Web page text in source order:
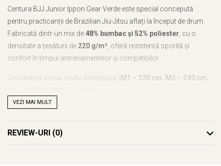
Centura BJJ Junior Ippon Gear Verde este special concepută
pentru practicanții de Brazilian Jiu-Jitsu aflați la început de drum.
Fabricată dintr-un mix de 48% bumbac și 52% poliester, cu o
densitate a țesăturii de 220 g/m², oferă rezistență sporită și
confort în timpul antrenamentelor și competițiilor.
Disponibilă în mai multe dimensiuni ( M1 – 220 cm, M2 – 240 cm,
nevoilor juniorilor. Designul clasic și calitatea materialului
✔Material:48% bumbac, 52% poliester
✔Densitate țesătură:220 g/m²
VEZI MAI MULT
REVIEW-URI (0)